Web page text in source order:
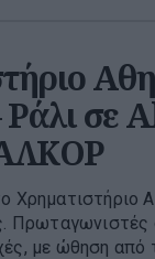
Ράλι σε
Χρηματιστήριο
με ώθηση από